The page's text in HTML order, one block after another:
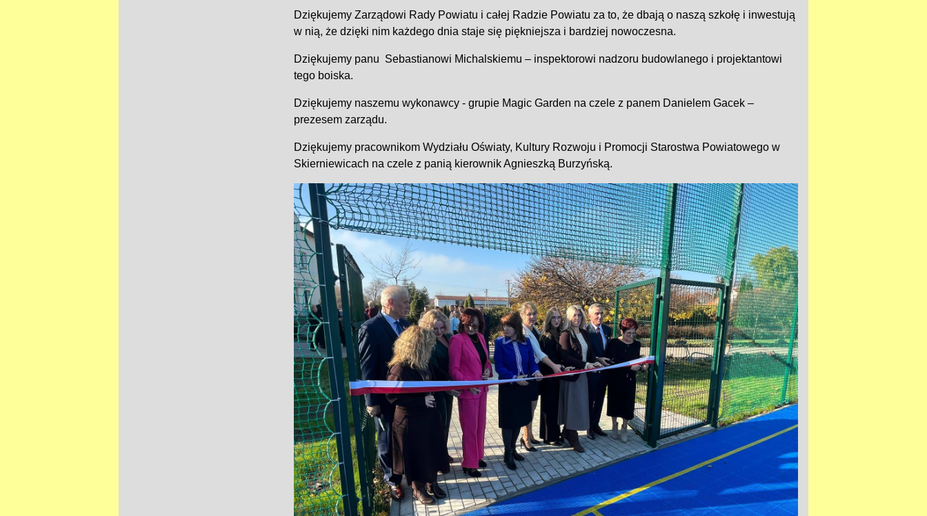
Dziękujemy Zarządowi Rady Powiatu i całej Radzie Powiatu za to, że dbają o naszą szkołę i inwestują
w nią, że dzięki nim każdego dnia staje się piękniejsza i bardziej nowoczesna.
Dziękujemy panu Sebastianowi Michalskiemu – inspektorowi nadzoru budowlanego i projektantowi
tego boiska.
Dziękujemy naszemu wykonawcy - grupie Magic Garden na czele z panem Danielem Gacek –
prezesem zarządu.
Dziękujemy pracownikom Wydziału Oświaty, Kultury Rozwoju i Promocji Starostwa Powiatowego w
Skierniewicach na czele z panią kierownik Agnieszką Burzyńską.